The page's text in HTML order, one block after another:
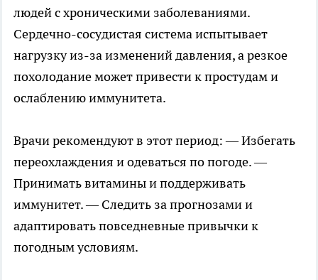
людей с хроническими заболеваниями.
Сердечно-сосудистая система испытывает
нагрузку из-за изменений давления, а резкое
похолодание может привести к простудам и
ослаблению иммунитета.
Врачи рекомендуют в этот период: — Избегать
переохлаждения и одеваться по погоде. —
Принимать витамины и поддерживать
иммунитет. — Следить за прогнозами и
адаптировать повседневные привычки к
погодным условиям.